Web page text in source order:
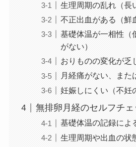
生理周期の乱れ（長
不正出血がある（鮮
基礎体温が一相性（
がない）
おりものの変化が乏
月経痛がない、また
妊娠しにくい（不妊
無排卵月経のセルフチ
基礎体温の記録によ
生理周期や出血の状